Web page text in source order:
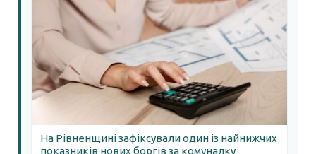
На Рівненщині зафіксували один із найнижчих
показників нових боргів за комуналку